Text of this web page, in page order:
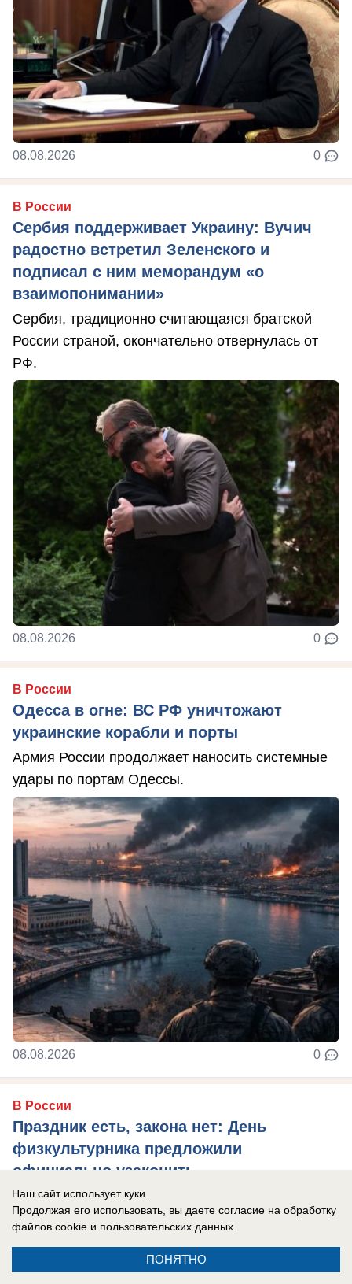
08.08.2026 0
В России
Сербия поддерживает Украину: Вучич
радостно встретил Зеленского и
подписал с ним меморандум «о
взаимопонимании»
Сербия, традиционно считающаяся братской
России страной, окончательно отвернулась от
РФ.
08.08.2026 0
В России
Одесса в огне: ВС РФ уничтожают
украинские корабли и порты
Армия России продолжает наносить системные
удары по портам Одессы.
08.08.2026 0
В России
Праздник есть, закона нет: День
физкультурника предложили
официально узаконить
День физкультурника, который уже
десятилетиями отмечают по всей России,
законодательстве в ...
Наш сайт использует куки.
Продолжая его использовать, вы даете согласие на обработку
файлов cookie и пользовательских данных.
ПОНЯТНО